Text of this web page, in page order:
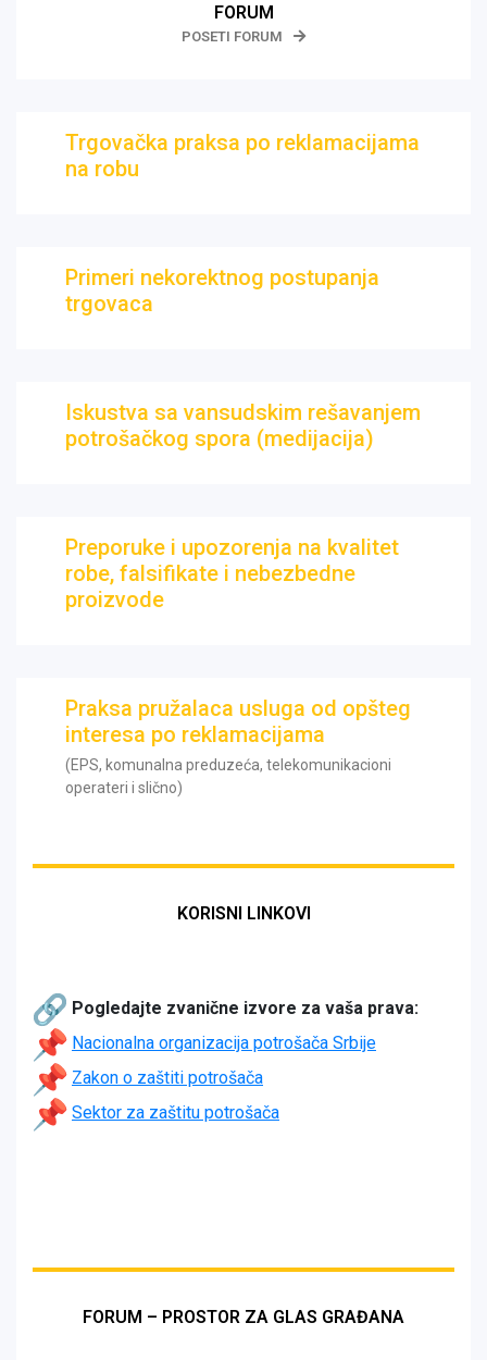
FORUM
POSETI FORUM
Trgovačka praksa po reklamacijama
na robu
Primeri nekorektnog postupanja
trgovaca
Iskustva sa vansudskim rešavanjem
potrošačkog spora (medijacija)
Preporuke i upozorenja na kvalitet
robe, falsifikate i nebezbedne
proizvode
Praksa pružalaca usluga od opšteg
interesa po reklamacijama
(EPS, komunalna preduzeća, telekomunikacioni
operateri i slično)
KORISNI LINKOVI
Pogledajte zvanične izvore za vaša prava:
Nacionalna organizacija potrošača Srbije
Zakon o zaštiti potrošača
Sektor za zaštitu potrošača
FORUM – PROSTOR ZA GLAS GRAĐANA